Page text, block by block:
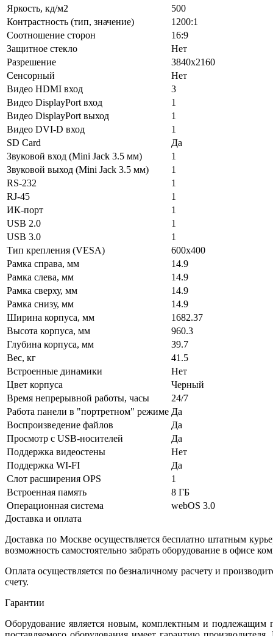
Яркость, кд/м2
500
Контрастность (тип, значение)
1200:1
Соотношение сторон
16:9
Защитное стекло
Нет
Разрешение
3840x2160
Cенсорный
Нет
Видео HDMI вход
3
Видео DisplayPort вход
1
Видео DisplayPort выход
1
Видео DVI-D вход
1
SD Card
Да
Звуковой вход (Mini Jack 3.5 мм)
1
Звуковой выход (Mini Jack 3.5 мм)
1
RS-232
1
RJ-45
1
ИК-порт
1
USB 2.0
1
USB 3.0
1
Тип крепления (VESA)
600x400
Рамка справа, мм
14.9
Рамка слева, мм
14.9
Рамка сверху, мм
14.9
Рамка снизу, мм
14.9
Ширина корпуса, мм
1682.37
Высота корпуса, мм
960.3
Глубина корпуса, мм
39.7
Вес, кг
41.5
Встроенные динамики
Нет
Цвет корпуса
Черный
Время непрерывной работы, часы
24/7
Работа панели в "портретном" режиме Да
Воспроизведение файлов
Да
Просмотр с USB-носителей
Да
Поддержка видеостены
Нет
Поддержка WI-FI
Да
Слот расширения OPS
1
Встроенная память
8 ГБ
Операционная система
webOS 3.0
Доставка и оплата
Доставка по Москве осуществляется бесплатно штатным
возможность самостоятельно забрать оборудование в офисе
Оплата осуществляется по безналичному расчету и
счету.
Гарантии
Оборудование является новым, комплектным и подлежащим